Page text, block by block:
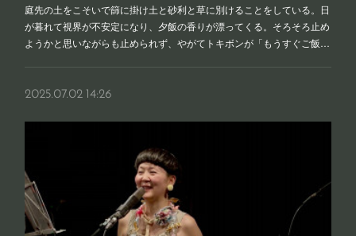
庭先の土をこそいで篩に掛け土と砂利と草に別けることをしている。日
が暮れて視界が不安定になり、夕飯の香りが漂ってくる。そろそろ止め
ようかと思いながらも止められず、やがてトキボンが「もうすぐご飯…
2025.07.02 14:26